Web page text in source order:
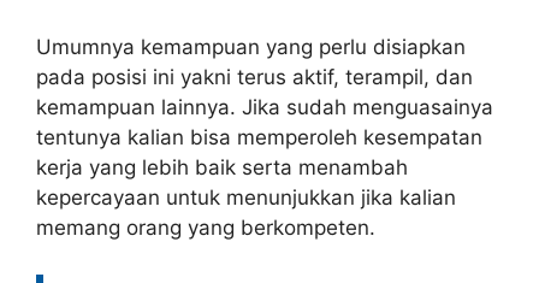
Umumnya kemampuan yang perlu disiapkan
pada posisi ini yakni terus aktif, terampil, dan
kemampuan lainnya. Jika sudah menguasainya
tentunya kalian bisa memperoleh kesempatan
kerja yang lebih baik serta menambah
kepercayaan untuk menunjukkan jika kalian
memang orang yang berkompeten.